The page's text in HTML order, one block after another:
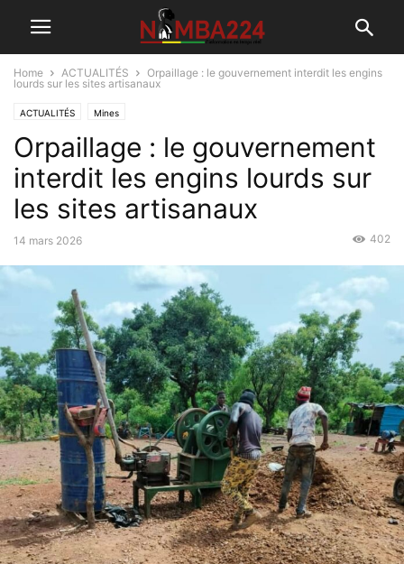
Home ACTUALITÉS
Orpaillage : le gouvernement interdit les engins
lourds sur les sites artisanaux
ACTUALITÉS Mines
Orpaillage : le gouvernement
interdit les engins lourds sur
les sites artisanaux
14 mars 2026 402